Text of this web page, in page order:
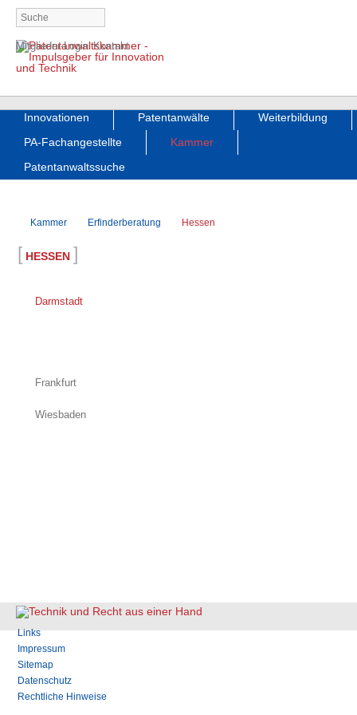
Navigation
überspringen
Mitglieder-Login Kontakt
Navigation
überspringen
Innovationen Patentanwälte
Weiterbildung
PA-Fachangestellte
Kammer
Patentanwaltssuche
Kammer Erfinderberatung Hessen
[ HESSEN ]
Darmstadt
Frankfurt
Wiesbaden
Navigation
Links
Impressum
Sitemap
Datenschutz
Rechtliche Hinweise